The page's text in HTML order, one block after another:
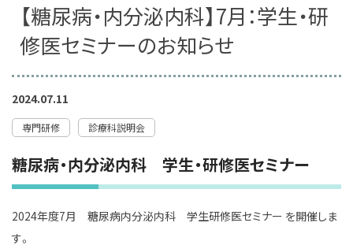
【糖尿病・内分泌内科】7月：学生・研
修医セミナーのお知らせ
2024.07.11
専門研修 診療科説明会
糖尿病・内分泌内科 学生・研修医セミナー
2024年度7月 糖尿病内分泌内科 学生研修医セミナー を開催しま
す。